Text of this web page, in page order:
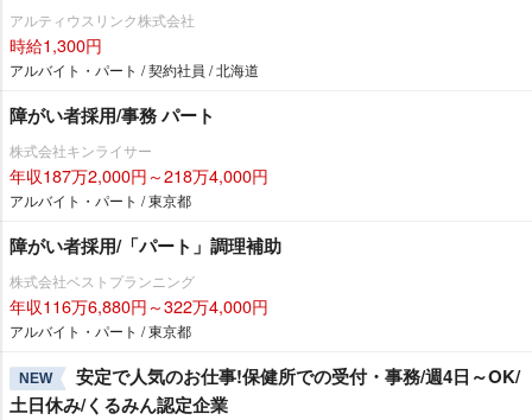
アルティウスリンク株式会社
時給1,300円
アルバイト・パート / 契約社員 / 北海道
障がい者採用/事務 パート
株式会社キンライサー
年収187万2,000円～218万4,000円
アルバイト・パート / 東京都
障がい者採用/「パート」調理補助
株式会社ベストプランニング
年収116万6,880円～322万4,000円
アルバイト・パート / 東京都
NEW
安定で人気のお仕事!保健所での受付・事務/週4日～OK/
土日休み/くるみん認定企業